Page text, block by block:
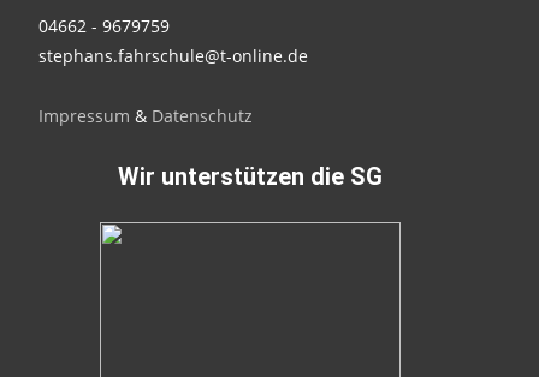
04662 - 9679759
stephans.fahrschule@t-online.de
Impressum & Datenschutz
Wir unterstützen die SG